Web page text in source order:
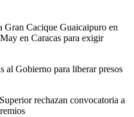
Gran Cacique Guaicaipuro en
en Caracas para exigir
al Gobierno para liberar presos
rechazan convocatoria a